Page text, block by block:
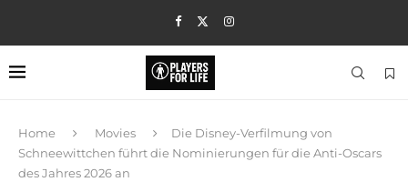
Home Movies
Die Disney-Verfilmung von
Schneewittchen führt die Nominierungen für die Anti-Oscars
des Jahres 2026 an